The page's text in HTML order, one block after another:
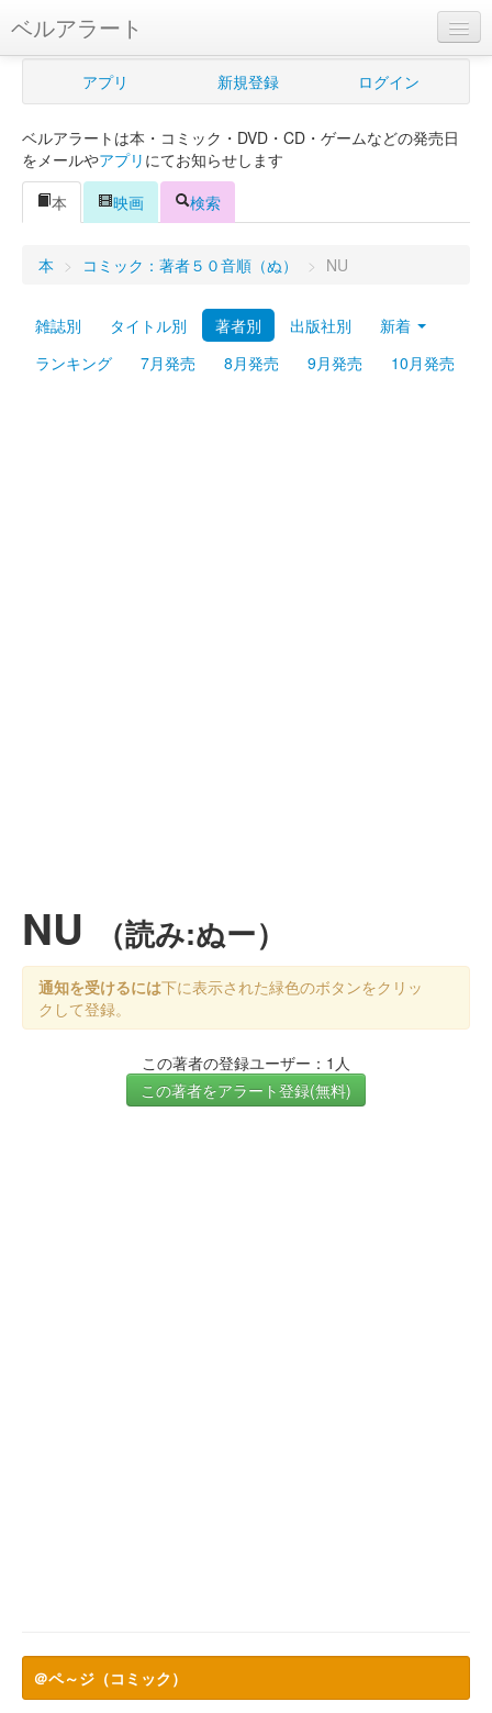
ベルアラート
ベルアラートとは
新規登録
ログイン
Myシェルフ
プレミアム
アプリ 新規登録 ログイン
ベルアラートは本・コミック・DVD・CD・ゲームなどの発売日
をメールやアプリ にてお知らせします
本
映画 検索
本 > コミック：著者５０音順（ぬ） > NU
雑誌別 タイトル別 著者別 出版社別
新着
ランキング
7月発売 8月発売 9月発売 10月発売
NU （読み:ぬー）
通知を受けるには下に表示された緑色のボタンをクリッ
クして登録。
この著者の登録ユーザー：1人
この著者をアラート登録(無料)
＠ペ～ジ（コミック）